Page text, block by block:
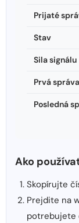
Prijaté
Stav
Sila signálu
Prvá správa
Posledná
Ako
Skopírujte
Prejdite na
potrebujete